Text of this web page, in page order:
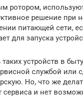
ротором,
решение при
питающей сети,
для запуска
устройств в
службой или
Но, что же
сервиса и нет